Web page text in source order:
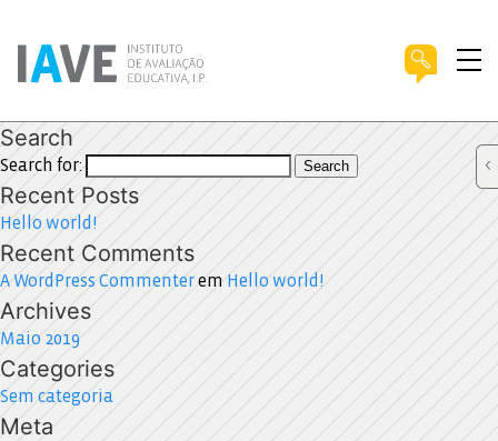
Search
Search for: Search
Recent Posts
Hello world!
Recent Comments
A WordPress Commenterem Hello world!
Archives
Maio 2019
Categories
Sem categoria
Meta